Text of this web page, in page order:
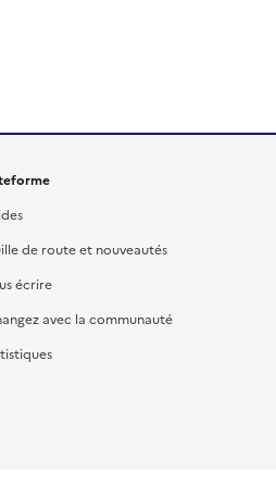
de route et nouveautés
écrire
avec la communauté